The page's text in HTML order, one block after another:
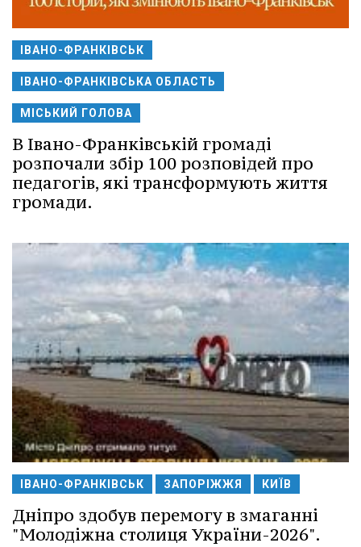
ІВАНО-ФРАНКІВСЬК
ІВАНО-ФРАНКІВСЬКА ОБЛАСТЬ
МІСЬКИЙ ГОЛОВА
В Івано-Франківській громаді
розпочали збір 100 розповідей про
педагогів, які трансформують життя
громади.
ІВАНО-ФРАНКІВСЬК ЗАПОРІЖЖЯ КИЇВ
Дніпро здобув перемогу в змаганні
"Молодіжна столиця України-2026".